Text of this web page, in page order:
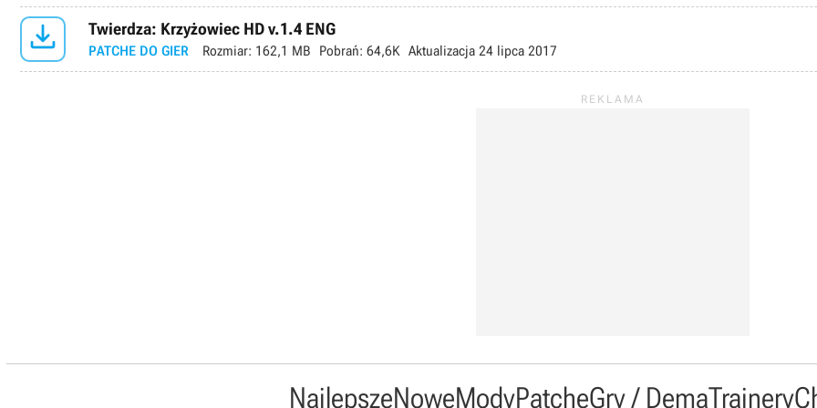
 Twierdza: Krzyżowiec HD v.1.4 ENG
PATCHE DO GIER Rozmiar: 162,1 MB Pobrań: 64,6K Aktualizacja 24 lipca 2017
NajlepszeNoweModyPatcheGry / DemaTrainery